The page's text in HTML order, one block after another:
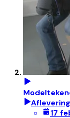
Aflevering
17